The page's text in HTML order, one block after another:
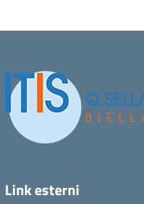
Link esterni